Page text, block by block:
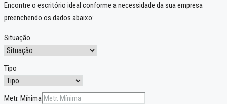
Encontre o escritório ideal conforme a necessidade da sua empresa
preenchendo os dados abaixo:
Situação
Tipo
Metr. Mínima